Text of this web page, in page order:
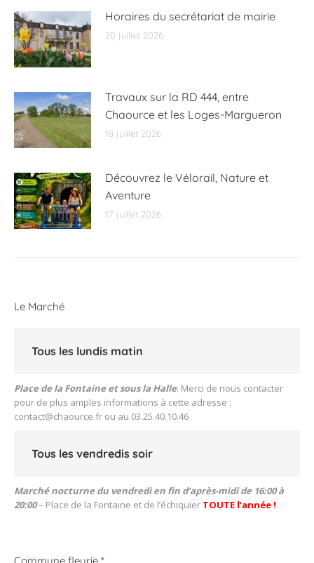
Horaires du secrétariat de mairie
20 juillet 2026
Travaux sur la RD 444, entre
Chaource et les Loges-Margueron
18 juillet 2026
Découvrez le Vélorail, Nature et
Aventure
17 juillet 2026
Le Marché
Tous les lundis matin
Place de la Fontaine et sous la Halle. Merci de nous contacter
pour de plus amples informations à cette adresse :
contact@chaource.fr ou au 03.25.40.10.46
Tous les vendredis soir
Marché nocturne du vendredi en fin d’après-midi de 16:00 à
20:00– Place de la Fontaine et de l’échiquier TOUTE l’année !